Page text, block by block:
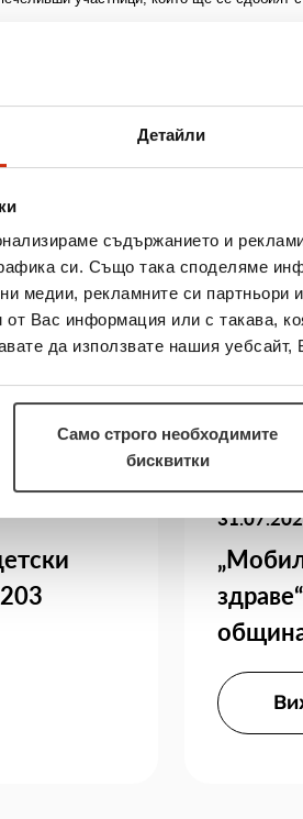
Детайли
съдържанието и
си. Също така споделяме
медии, рекламните си партньори
от Вас информация или с такава,
да използвате нашия уебсайт,
Само строго необходимите
бисквитки
31 юли имате шанс и вие да сте сред
може да получите и друг подарък, с
от лоялната ни програма, която ви
Още